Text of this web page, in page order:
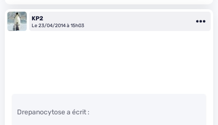
KP2
Le 23/04/2014 à 15h03
Drepanocytose a écrit :